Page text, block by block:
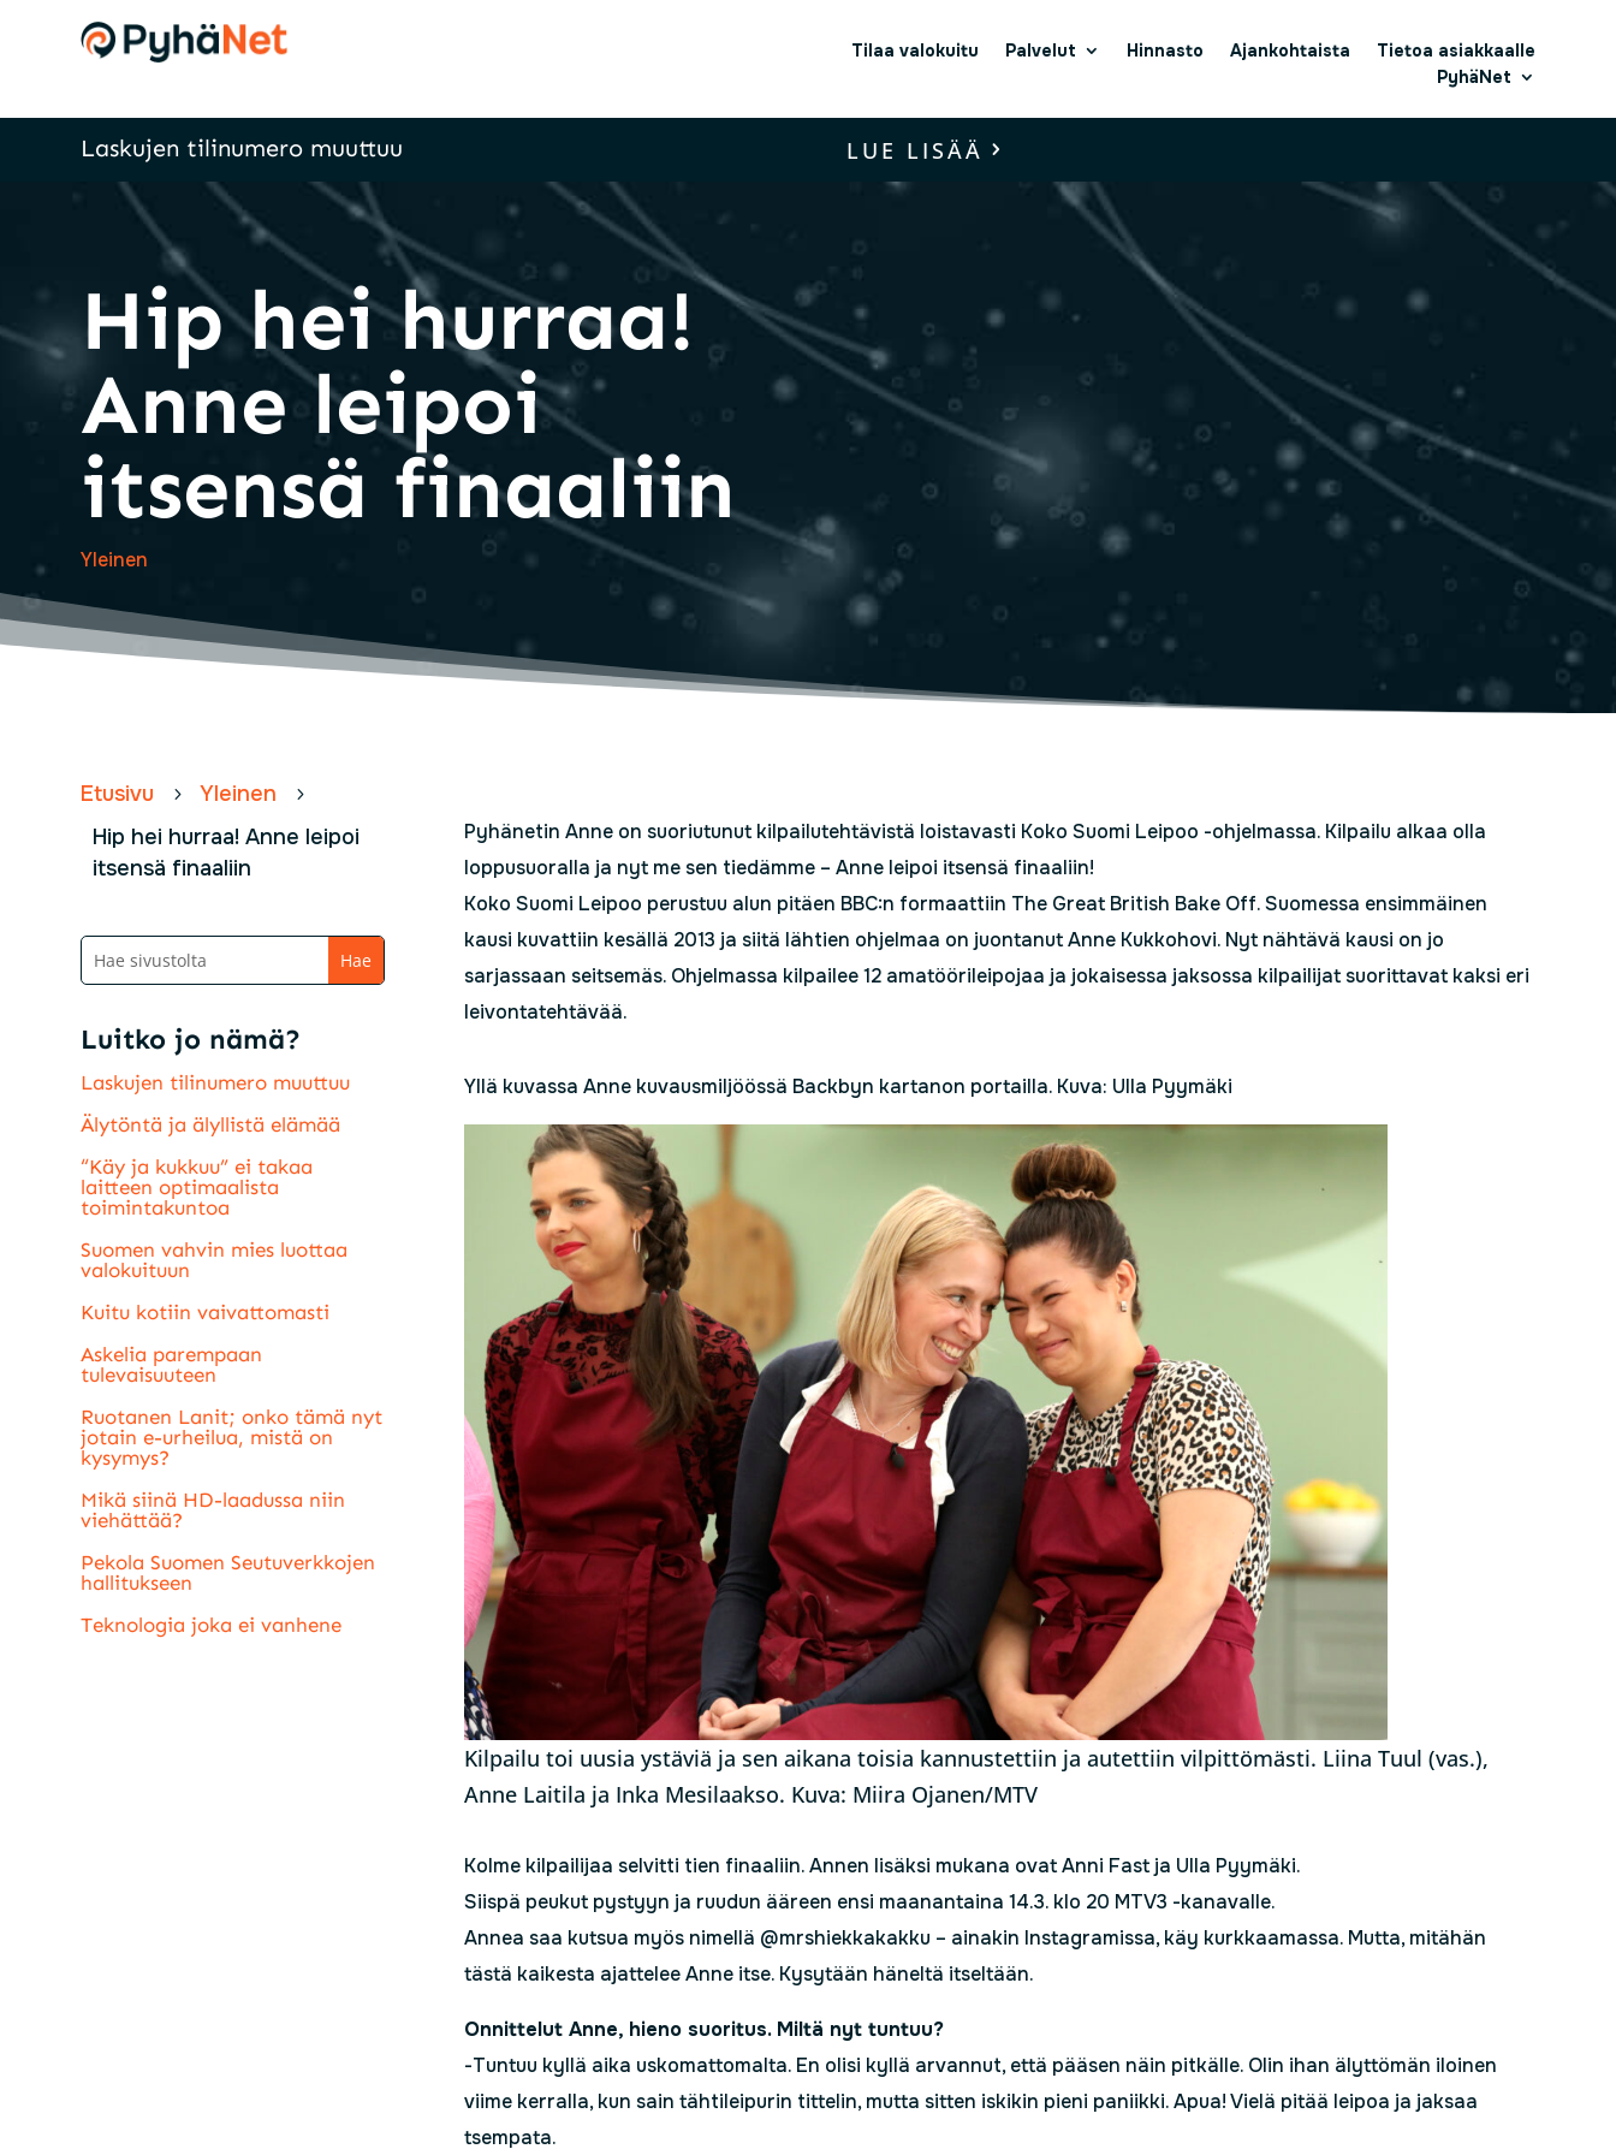
Tilaa valokuitu Palvelut Hinnasto Ajankohtaista
Tietoa asiakkaalle
PyhäNet
Laskujen tilinumero muuttuu LUE LISÄÄ
Hip hei hurraa!
Anne leipoi
itsensä finaaliin
Yleinen
Etusivu 5 Yleinen 5
Hip hei hurraa! Anne leipoi
itsensä finaaliin
Luitko jo nämä?
Laskujen tilinumero muuttuu
Älytöntä ja älyllistä elämää
“Käy ja kukkuu” ei takaa
laitteen optimaalista
toimintakuntoa
Suomen vahvin mies luottaa
valokuituun
Kuitu kotiin vaivattomasti
Askelia parempaan
tulevaisuuteen
Ruotanen Lanit; onko tämä nyt
jotain e-urheilua, mistä on
kysymys?
Mikä siinä HD-laadussa niin
viehättää?
Pekola Suomen Seutuverkkojen
hallitukseen
Teknologia joka ei vanhene
Pyhänetin Anne on suoriutunut kilpailutehtävistä loistavasti Koko Suomi Leipoo -ohjelmassa. Kilpailu alkaa olla
loppusuoralla ja nyt me sen tiedämme – Anne leipoi itsensä finaaliin!
Koko Suomi Leipoo perustuu alun pitäen BBC:n formaattiin The Great British Bake Off. Suomessa ensimmäinen
kausi kuvattiin kesällä 2013 ja siitä lähtien ohjelmaa on juontanut Anne Kukkohovi. Nyt nähtävä kausi on jo
sarjassaan seitsemäs. Ohjelmassa kilpailee 12 amatöörileipojaa ja jokaisessa jaksossa kilpailijat suorittavat kaksi eri
leivontatehtävää.
Yllä kuvassa Anne kuvausmiljöössä Backbyn kartanon portailla. Kuva: Ulla Pyymäki
Kilpailu toi uusia ystäviä ja sen aikana toisia kannustettiin ja autettiin vilpittömästi. Liina Tuul (vas.),
Anne Laitila ja Inka Mesilaakso. Kuva: Miira Ojanen/MTV
Kolme kilpailijaa selvitti tien finaaliin. Annen lisäksi mukana ovat Anni Fast ja Ulla Pyymäki.
Siispä peukut pystyyn ja ruudun ääreen ensi maanantaina 14.3. klo 20 MTV3 -kanavalle.
Annea saa kutsua myös nimellä @mrshiekkakakku – ainakin Instagramissa, käy kurkkaamassa. Mutta, mitähän
tästä kaikesta ajattelee Anne itse. Kysytään häneltä itseltään.
Onnittelut Anne, hieno suoritus. Miltä nyt tuntuu?
-Tuntuu kyllä aika uskomattomalta. En olisi kyllä arvannut, että pääsen näin pitkälle. Olin ihan älyttömän iloinen
viime kerralla, kun sain tähtileipurin tittelin, mutta sitten iskikin pieni paniikki. Apua! Vielä pitää leipoa ja jaksaa
tsempata.